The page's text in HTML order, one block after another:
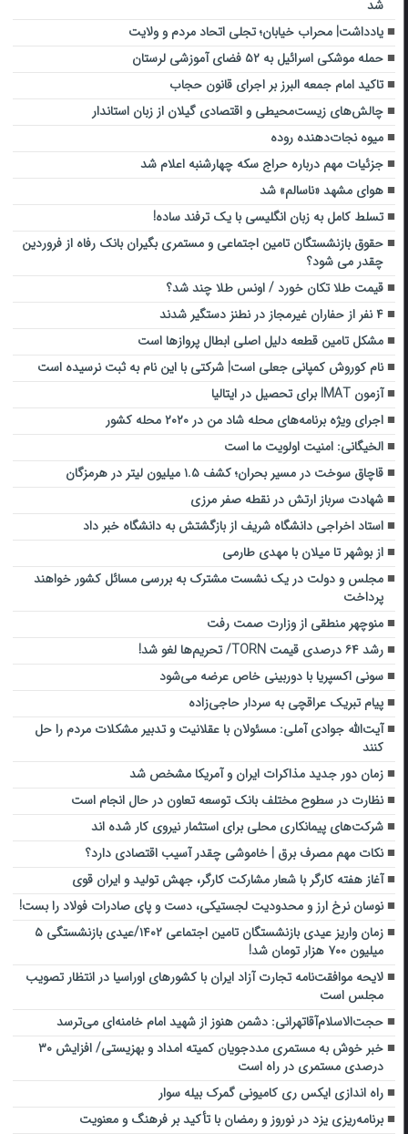
شد
یادداشت| محراب خیابان؛ تجلی اتحاد مردم و ولایت
حمله موشکی اسرائیل به ۵۲ فضای آموزشی لرستان
تاکید امام جمعه البرز بر اجرای قانون حجاب
چالش‌های زیست‌محیطی و اقتصادی گیلان از زبان استاندار
میوه‌ نجات‌دهنده روده
جزئیات مهم درباره حراج سکه چهارشنبه اعلام شد
هوای مشهد «ناسالم» شد
تسلط کامل به زبان انگلیسی با یک ترفند ساده!
حقوق بازنشستگان تامین اجتماعی و مستمری بگیران بانک رفاه از فروردین
چقدر می شود؟
قیمت طلا تکان خورد / اونس طلا چند شد؟
۴ نفر از حفاران غیرمجاز در نطنز دستگیر شدند
مشکل تامین قطعه دلیل اصلی ابطال پروازها است
نام کوروش کمپانی جعلی است| شرکتی با این نام به ثبت نرسیده است
آزمون IMAT برای تحصیل در ایتالیا
اجرای ویژه برنامه‌های محله شاد من در ۲۰۲۰ محله کشور
الخیگانی: امنیت اولویت ما است
قاچاق سوخت در مسیر بحران؛ کشف ۱.۵ میلیون لیتر در هرمزگان
شهادت سرباز ارتش در نقطه صفر مرزی
استاد اخراجی دانشگاه شریف از بازگشتش به دانشگاه خبر داد
از بوشهر تا میلان با مهدی طارمی
مجلس و دولت در یک نشست مشترک به بررسی مسائل کشور خواهند
پرداخت
منوچهر منطقی از وزارت صمت رفت
رشد ۶۴ درصدی قیمت TORN/ تحریم‌ها لغو شد!
سونی اکسپریا با دوربینی خاص عرضه می‌شود
پیام تبریک عراقچی به سردار حاجی‌زاده
آیت‌الله جوادی آملی: مسئولان با عقلانیت و تدبیر مشکلات مردم را حل
کنند
زمان دور جدید مذاکرات ایران و آمریکا مشخص شد
نظارت در سطوح مختلف بانک توسعه تعاون در حال انجام است
شرکت‌های پیمانکاری محلی برای استثمار نیروی کار شده اند
نکات مهم مصرف برق | خاموشی چقدر آسیب اقتصادی دارد؟
آغاز هفته کارگر با شعار مشارکت کارگر، جهش تولید و ایران قوی
نوسان نرخ ارز و محدودیت لجستیکی، دست و پای صادرات فولاد را بست!
زمان واریز عیدی بازنشستگان تامین اجتماعی ۱۴۰۲/عیدی بازنشستگی ۵
میلیون ۷۰۰ هزار تومان شد!
لایحه موافقت‌نامه تجارت آزاد ایران با کشورهای اوراسیا در انتظار تصویب
مجلس است
حجت‌الاسلام‌آقاتهرانی: دشمن هنوز از شهید امام خامنه‌ای می‌ترسد
خبر خوش به مستمری مددجویان کمیته امداد و بهزیستی/ افزایش ۳۰
درصدی مستمری در راه است
راه اندازی ایکس ری کامیونی گمرک بیله سوار
برنامه‌ریزی یزد در نوروز و رمضان با تأکید بر فرهنگ و معنویت